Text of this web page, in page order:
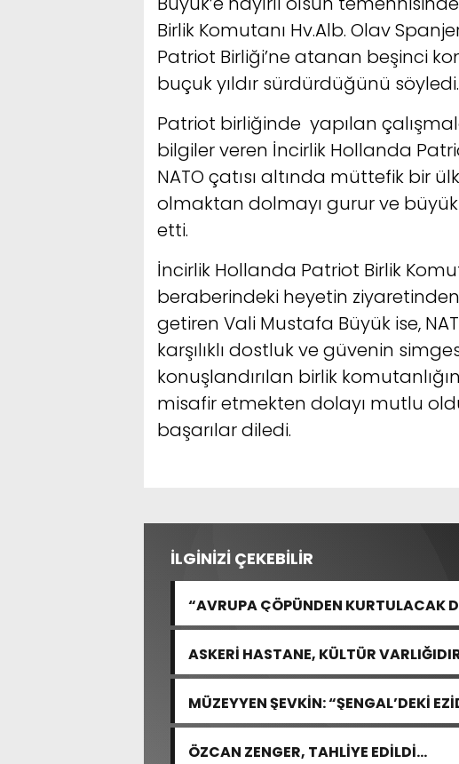
Birlik Komutanı Hv.Alb. Olav
Patriot Birliği’ne atanan beşinci
buçuk yıldır sürdürdüğünü söyledi.
Patriot birliğinde yapılan
bilgiler veren İncirlik Hollanda
NATO çatısı altında müttefik bir
olmaktan dolmayı gurur ve
etti.
İncirlik Hollanda Patriot Birlik
beraberindeki heyetin
getiren Vali Mustafa Büyük ise,
karşılıklı dostluk ve güvenin
konuşlandırılan birlik
misafir etmekten dolayı mutlu
başarılar diledi.
İLGİNİZİ ÇEKEBİLİR
“AVRUPA ÇÖPÜNDEN KURTULACAK
ASKERİ HASTANE, KÜLTÜR
MÜZEYYEN ŞEVKİN: “ŞENGAL’DEKİ
ACISIDIR”
ÖZCAN ZENGER, TAHLİYE EDİLDİ…